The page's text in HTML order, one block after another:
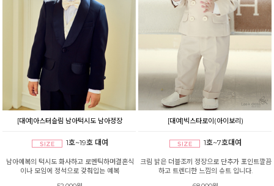
[대여]아스터슬림 남아턱시도 남아정장
1호~19호 대여
남아예복의 턱시도 화사하고 로멘틱하며결혼식
이나 모임에 정석으로 갖춰입는 예복
[대여]빅스타로이(아이보리)
1호~7호대여
크림 밝은 더블조끼 정장으로 단추가 포인트깔끔
하고 트렌디한 느낌의 슈트 입니다.